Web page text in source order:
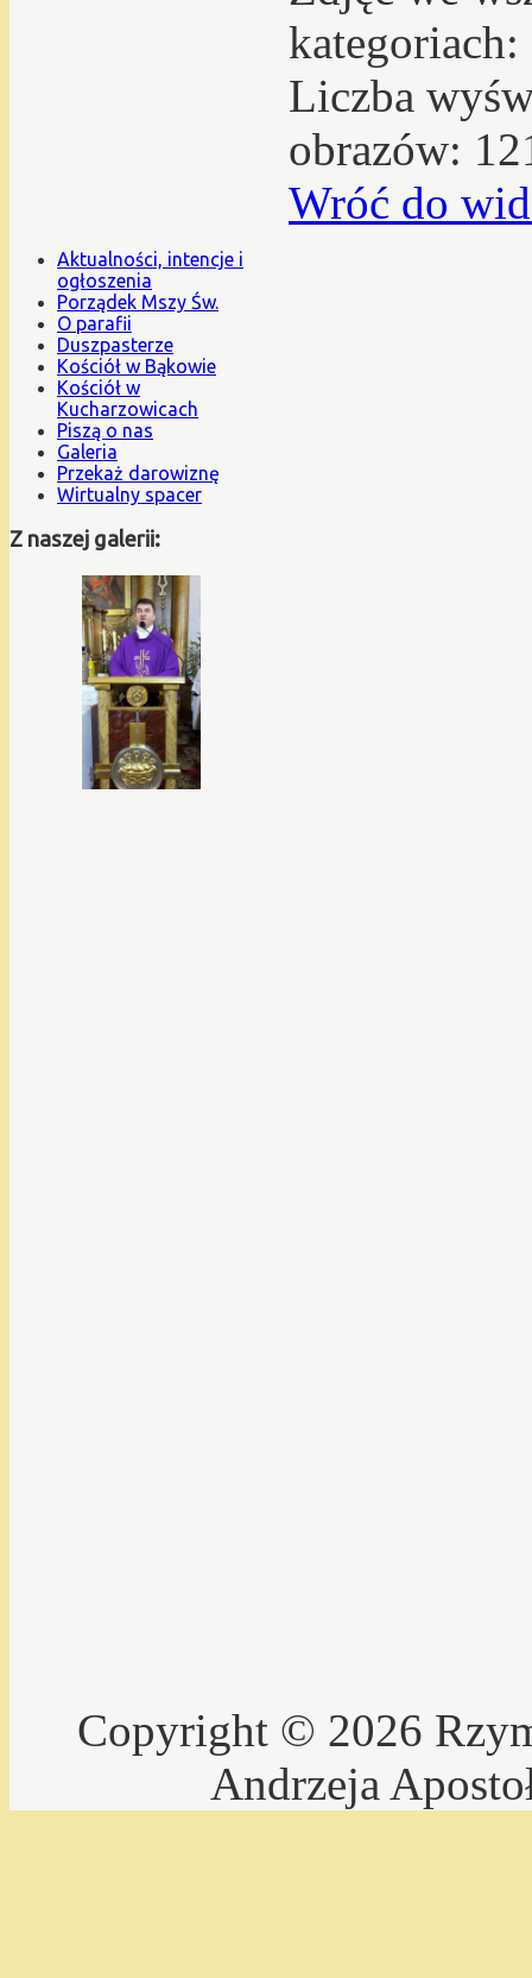
kategoriach:
Liczba
obrazów:
Wróć do
Aktualności, intencje i
ogłoszenia
Porządek Mszy Św.
O parafii
Duszpasterze
Kościół w Bąkowie
Kościół w
Kucharzowicach
Piszą o nas
Galeria
Przekaż darowiznę
Wirtualny spacer
Z naszej galerii:
Copyright © 2026
Andrzeja